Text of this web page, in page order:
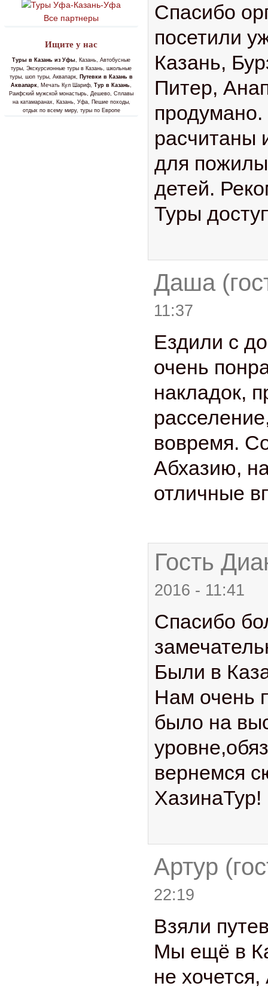
Все партнеры
Ищите у нас
Туры в Казань из Уфы, Казань, Автобусные
туры, Экскурсионные туры в Казань, школьные
туры, шоп туры, Аквапарк, Путевки в Казань в
Аквапарк, Мечать Кул Шариф, Тур в Казань,
Раифский мужской монастырь, Дешево, Сплавы
на катамаранах, Казань, Уфа, Пешие походы,
отдых по всему миру, туры по Европе
Спасибо
посетили
Казань,
Питер,
расчитаны
для
детей.
Туры
Даша
11:37
Ездили с
очень
накладок,
вовремя.
Абхазию,
отличные
Гость
2016 - 11:41
Спасибо
Были в
Нам очень
было на
вернемся
ХазинаТур!
Артур
22:19
Взяли
Мы ещё в
не